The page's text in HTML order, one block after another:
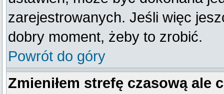
zarejestrowanych. Jeśli więc
dobry moment, żeby to zrobić.
Powrót do góry
Zmieniłem strefę czasową ale